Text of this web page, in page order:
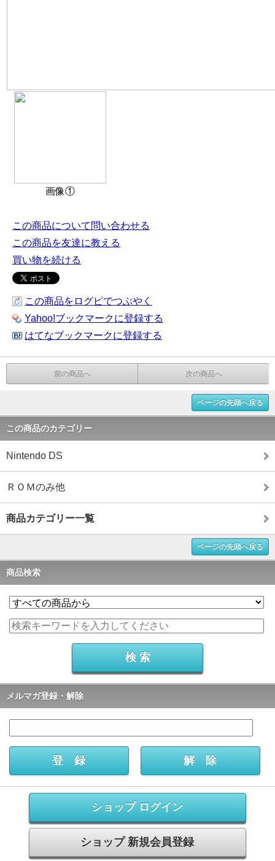
画像①
この商品について問い合わせる
この商品を友達に教える
買い物を続ける
この商品をログピでつぶやく
Yahoo!ブックマークに登録する
はてなブックマークに登録する
前の商品へ 次の商品へ
ページの先頭へ戻る
この商品のカテゴリー
Nintendo DS
ＲＯＭのみ他
商品カテゴリー一覧
ページの先頭へ戻る
商品検索
メルマガ登録・解除
ショップ ログイン
ショップ 新規会員登録